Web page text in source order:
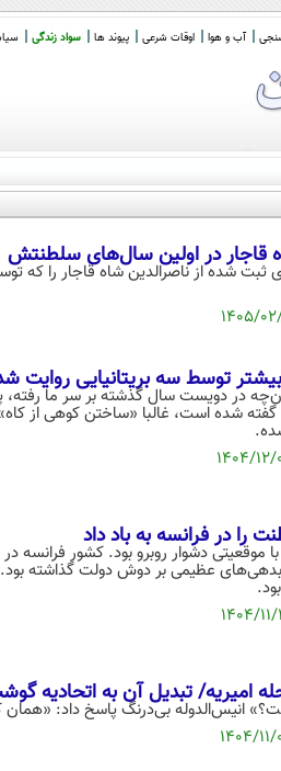
آب و هوا اوقات شرعی پیوند ها سواد زندگی
قاجار در اولین سال‌های سلطنتش
شده از ناصرالدین شاه قاجار را که
توسط سه بریتانیایی روایت
در دویست سال گذشته بر سر ما
گفته شده است، غالبا «ساختن کوهی از
در فرانسه به باد داد
موقعیتی دشوار روبرو بود. کشور
عظیمی بر دوش دولت گذاشته بود.
امیریه/ تبدیل آن به اتحادیه
انیس‌الدوله بی‌درنگ پاسخ داد: «همان